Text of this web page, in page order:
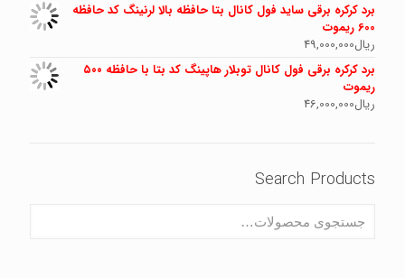
برد کرکره برقی ساید فول کانال بتا حافظه بالا لرنینگ کد حافظه
600 ریموت
ریال49,000,000
برد کرکره برقی فول کانال توبلار هاپینگ کد بتا با حافظه ۵۰۰
ریموت
ریال46,000,000
Search Products